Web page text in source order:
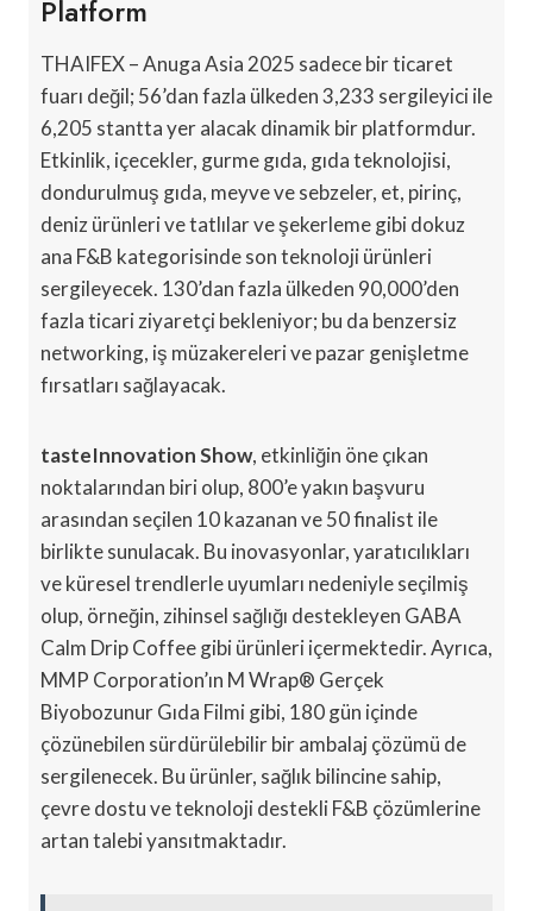
Platform
THAIFEX – Anuga Asia 2025 sadece bir ticaret
fuarı değil; 56’dan fazla ülkeden 3,233 sergileyici ile
6,205 stantta yer alacak dinamik bir platformdur.
Etkinlik, içecekler, gurme gıda, gıda teknolojisi,
dondurulmuş gıda, meyve ve sebzeler, et, pirinç,
deniz ürünleri ve tatlılar ve şekerleme gibi dokuz
ana F&B kategorisinde son teknoloji ürünleri
sergileyecek. 130’dan fazla ülkeden 90,000’den
fazla ticari ziyaretçi bekleniyor; bu da benzersiz
networking, iş müzakereleri ve pazar genişletme
fırsatları sağlayacak.
tasteInnovation Show, etkinliğin öne çıkan
noktalarından biri olup, 800’e yakın başvuru
arasından seçilen 10 kazanan ve 50 finalist ile
birlikte sunulacak. Bu inovasyonlar, yaratıcılıkları
ve küresel trendlerle uyumları nedeniyle seçilmiş
olup, örneğin, zihinsel sağlığı destekleyen GABA
Calm Drip Coffee gibi ürünleri içermektedir. Ayrıca,
MMP Corporation’ın M Wrap® Gerçek
Biyobozunur Gıda Filmi gibi, 180 gün içinde
çözünebilen sürdürülebilir bir ambalaj çözümü de
sergilenecek. Bu ürünler, sağlık bilincine sahip,
çevre dostu ve teknoloji destekli F&B çözümlerine
artan talebi yansıtmaktadır.